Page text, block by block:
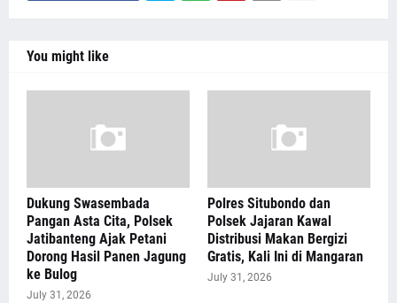
You might like
Dukung Swasembada
Pangan Asta Cita, Polsek
Jatibanteng Ajak Petani
Dorong Hasil Panen Jagung
ke Bulog
July 31, 2026
Polres Situbondo dan
Polsek Jajaran Kawal
Distribusi Makan Bergizi
Gratis, Kali Ini di Mangaran
July 31, 2026